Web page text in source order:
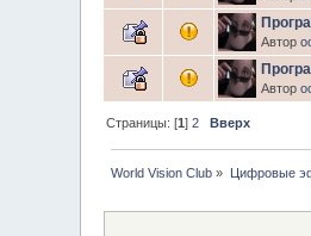
Автор
Автор
Страницы: [1]2 Вверх
World Vision Club » Цифровые